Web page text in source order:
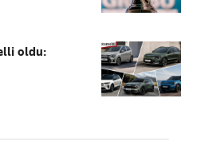
oldu: